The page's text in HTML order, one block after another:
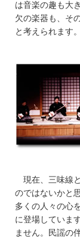
は音楽の趣も大
欠の楽器も、そ
と考えられます。
現在、三味線
のではないかと
多くの人々の心
に登場していま
ません。民謡の